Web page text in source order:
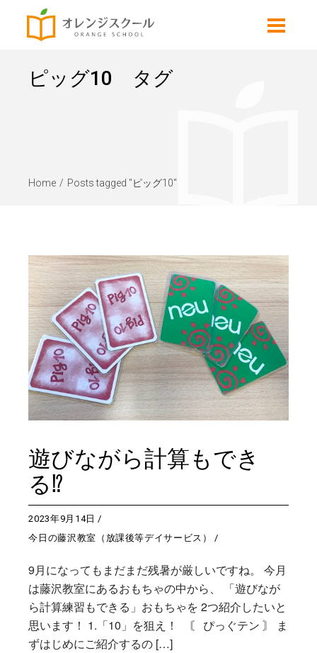
ピッグ10 タグ
Home Posts tagged "ピッグ10"
遊びながら計算もでき
る⁉
2023年9月14日
今日の藤沢教室（放課後等デイサービス）
9月になってもまだまだ残暑が厳しいですね。 今月
は藤沢教室にあるおもちゃの中から、 「遊びなが
ら計算練習もできる」おもちゃを 2つ紹介したいと
思います！ 1.「10」を狙え！ 〘 ぴっぐテン 〙 ま
ずはじめにご紹介するの […]